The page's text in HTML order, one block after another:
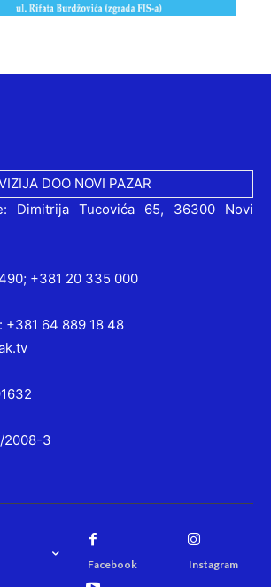
DOO NOVI PAZAR
Dimitrija Tucovića 65, 36300 Novi
+381 20 335 000
+381 64 889 18 48
2008-3
Facebook Instagram